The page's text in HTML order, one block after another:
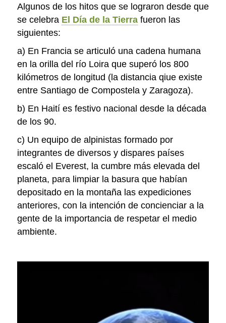
Algunos de los hitos que se lograron desde que
se celebra El Día de la Tierrafueron las
siguientes:
a) En Francia se articuló una cadena humana
en la orilla del río Loira que superó los 800
kilómetros de longitud (la distancia qiue existe
entre Santiago de Compostela y Zaragoza).
b) En Haití es festivo nacional desde la década
de los 90.
c) Un equipo de alpinistas formado por
integrantes de diversos y dispares países
escaló el Everest, la cumbre más elevada del
planeta, para limpiar la basura que habían
depositado en la montaña las expediciones
anteriores, con la intención de concienciar a la
gente de la importancia de respetar el medio
ambiente.